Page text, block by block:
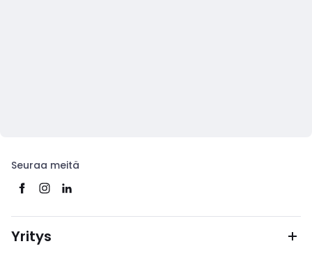
Seuraa meitä
Yritys